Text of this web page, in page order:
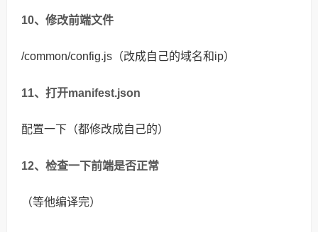
10、修改前端文件
/common/config.js（改成自己的域名和ip）
11、打开manifest.json
配置一下（都修改成自己的）
12、检查一下前端是否正常
（等他编译完）